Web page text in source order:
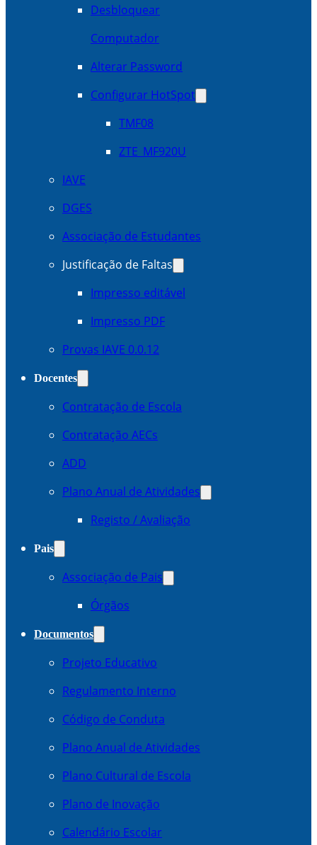
Desbloquear
Computador
Alterar Password
Configurar HotSpot
TMF08
ZTE_MF920U
IAVE
DGES
Associação de Estudantes
Justificação de Faltas
Impresso editável
Impresso PDF
Provas IAVE 0.0.12
Docentes
Contratação de Escola
Contratação AECs
ADD
Plano Anual de Atividades
Registo / Avaliação
Pais
Associação de Pais
Órgãos
Documentos
Projeto Educativo
Regulamento Interno
Código de Conduta
Plano Anual de Atividades
Plano Cultural de Escola
Plano de Inovação
Calendário Escolar